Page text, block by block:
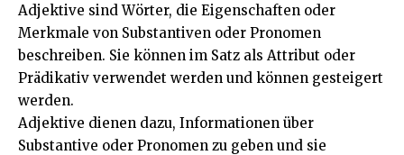
Adjektive sind Wörter, die Eigenschaften oder
Merkmale von Substantiven oder Pronomen
beschreiben. Sie können im Satz als Attribut oder
Prädikativ verwendet werden und können gesteigert
werden.
Adjektive dienen dazu, Informationen über
Substantive oder Pronomen zu geben und sie